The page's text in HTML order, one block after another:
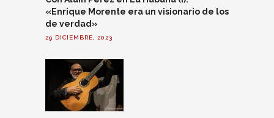
«Enrique Morente era un visionario de los
de verdad»
29 DICIEMBRE, 2023